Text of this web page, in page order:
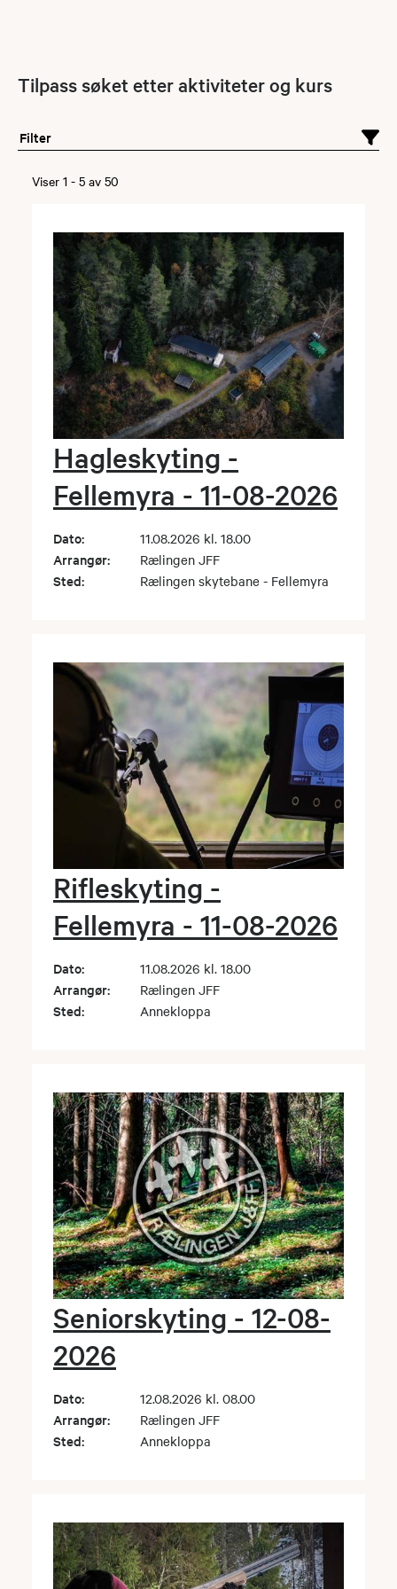
Tilpass søket etter aktiviteter og kurs
Filter
Viser 1 - 5 av 50
Hagleskyting -
Fellemyra - 11-08-2026
Dato: 11.08.2026 kl. 18.00
Arrangør: Rælingen JFF
Sted: Rælingen skytebane - Fellemyra
Rifleskyting -
Fellemyra - 11-08-2026
Dato: 11.08.2026 kl. 18.00
Arrangør: Rælingen JFF
Sted: Annekloppa
Seniorskyting - 12-08-
2026
Dato: 12.08.2026 kl. 08.00
Arrangør: Rælingen JFF
Sted: Annekloppa